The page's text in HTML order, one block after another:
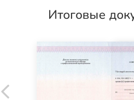
Итоговые